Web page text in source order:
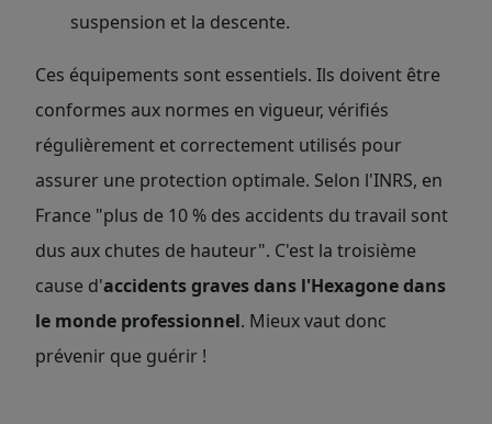
suspension et la descente.
Ces équipements sont essentiels. Ils doivent être
conformes aux normes en vigueur, vérifiés
régulièrement et correctement utilisés pour
assurer une protection optimale. Selon l'INRS, en
France "plus de 10 % des accidents du travail sont
dus aux chutes de hauteur". C'est la troisième
cause d'accidents graves dans l'Hexagone dans
le monde professionnel. Mieux vaut donc
prévenir que guérir !